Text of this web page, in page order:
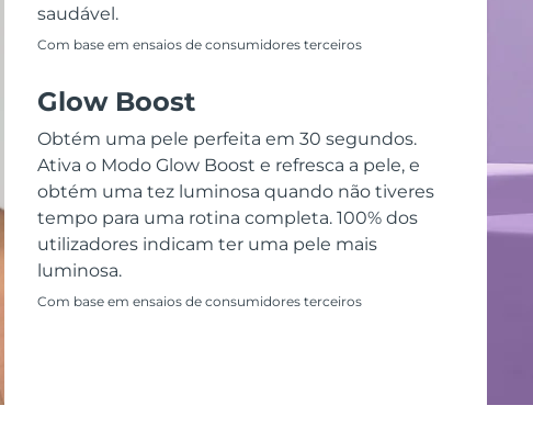
saudável.
Com base em ensaios de consumidores terceiros
Glow Boost
Obtém uma pele perfeita em 30 segundos.
Ativa o Modo Glow Boost e refresca a pele, e
obtém uma tez luminosa quando não tiveres
tempo para uma rotina completa. 100% dos
utilizadores indicam ter uma pele mais
luminosa.
Com base em ensaios de consumidores terceiros